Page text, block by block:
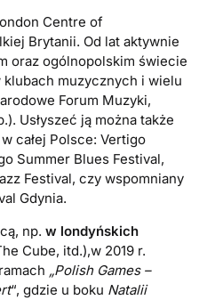
Centre of
Brytanii. Od lat aktywnie
oraz ogólnopolskim świecie
muzycznych i wielu
Forum Muzyki,
Usłyszeć ją można także
całej Polsce: Vertigo
Summer Blues Festival,
Festival, czy wspomniany
Gdynia.
np.w londyńskich
Cube, itd.),w 2019 r.
„Polish Games –
“, gdzie u boku Natalii